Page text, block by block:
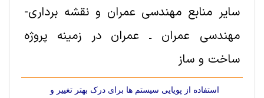
سایر منابع مهندسی عمران و نقشه برداری-
مهندسی عمران ـ عمران در زمینه پروژه‌
ساخت و ساز
استفاده از پویایی سیستم ها برای درک بهتر تغییر و